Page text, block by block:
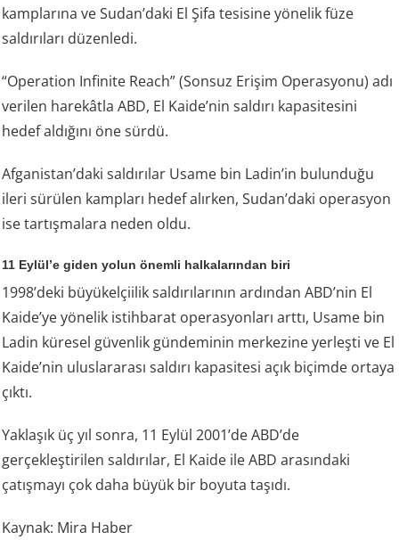
kamplarına ve Sudan’daki El Şifa tesisine yönelik füze
saldırıları düzenledi.
“Operation Infinite Reach” (Sonsuz Erişim Operasyonu) adı
verilen harekâtla ABD, El Kaide’nin saldırı kapasitesini
hedef aldığını öne sürdü.
Afganistan’daki saldırılar Usame bin Ladin’in bulunduğu
ileri sürülen kampları hedef alırken, Sudan’daki operasyon
ise tartışmalara neden oldu.
11 Eylül’e giden yolun önemli halkalarından biri
1998’deki büyükelçiilik saldırılarının ardından ABD’nin El
Kaide’ye yönelik istihbarat operasyonları arttı, Usame bin
Ladin küresel güvenlik gündeminin merkezine yerleşti ve El
Kaide’nin uluslararası saldırı kapasitesi açık biçimde ortaya
çıktı.
Yaklaşık üç yıl sonra, 11 Eylül 2001’de ABD’de
gerçekleştirilen saldırılar, El Kaide ile ABD arasındaki
çatışmayı çok daha büyük bir boyuta taşıdı.
Kaynak: Mira Haber